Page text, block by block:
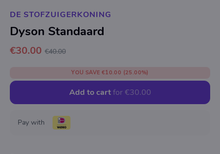
DE STOFZUIGERKONING
Dyson Standaard
€30.00 €40.00
YOU SAVE €10.00 (25.00%)
Add to cart for €30.00
Pay with